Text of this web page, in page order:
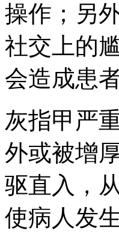
操作；另
社交上的
会造成患
灰指甲严
外或被增
驱直入，
使病人发